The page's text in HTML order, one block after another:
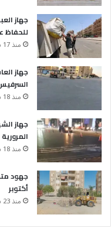
جهاز
للحفاظ
منذ 17 ساعة
جهاز
السرفيس
منذ 18 ساعة
جهاز
المرورية
منذ 18 ساعة
جهود
أكتوبر
منذ 23 ساعة